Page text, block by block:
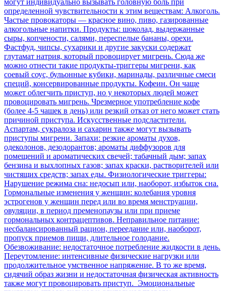
могут индивидуально вызывать головную боль при
определенной чувствительности к этим веществам: Алкоголь.
Частые провокаторы — красное вино, пиво, газированные
алкогольные напитки. Продукты: шоколад, выдержанные
сыры, копчености, салями, переспелые бананы, орехи.
Фастфуд, чипсы, сухарики и другие закуски содержат
глутамат натрия, который провоцирует мигрень. Сюда же
можно отнести такие продукты-триггеры мигрени, как
соевый соус, бульонные кубики, маринады, различные смеси
специй​, консервированные продукты. Кофеин. Он чаще
может облегчить приступ, но у некоторых людей может
провоцировать мигрень. Чрезмерное употребление кофе
(более 4-5 чашек в день) или резкий отказ от него может стать
причиной приступа​. Искусственные подсластители.
Аспартам, сукралоза и сахарин также могут вызывать
приступы мигрени​. Запахи: резкие ароматы духов,
одеколонов, дезодорантов; ароматы диффузоров для
помещений и ароматических свечей; табачный дым; запах
бензина и выхлопных газов; запах краски, растворителей или
чистящих средств; запах еды. Физиологические триггеры:
Нарушение режима сна: недосып или, наоборот, избыток сна.
Гормональные изменения у женщин: колебания уровня
эстрогенов у женщин перед или во время менструации,
овуляции, в период пременопаузы или при приеме
гормональных контрацептивов. Неправильное питание:
несбалансированный рацион, переедание или, наоборот,
пропуск приемов пищи, длительное голодание.
Обезвоживание: недостаточное потребление жидкости в день.
Переутомление: интенсивные физические нагрузки или
продолжительное умственное напряжение. В то же время,
сидячий образ жизни и недостаточная физическая активность
также могут провоцировать приступ. Эмоциональные